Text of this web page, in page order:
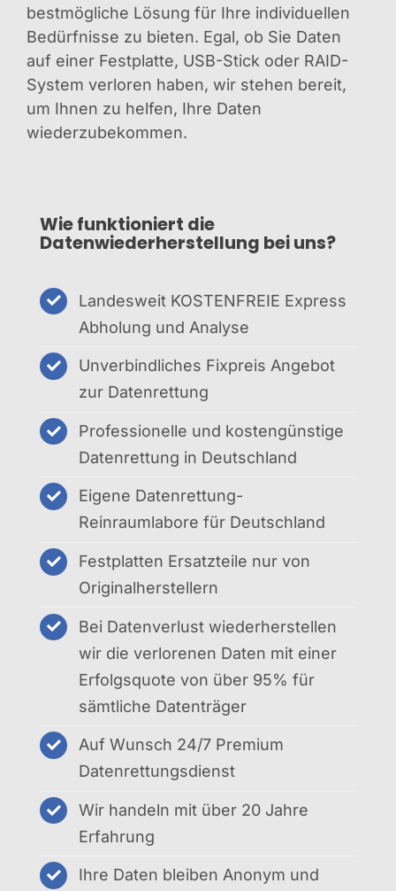
bestmögliche Lösung für Ihre individuellen
Bedürfnisse zu bieten. Egal, ob Sie Daten
auf einer Festplatte, USB-Stick oder RAID-
System verloren haben, wir stehen bereit,
um Ihnen zu helfen, Ihre Daten
wiederzubekommen.
Wie funktioniert die
Datenwiederherstellung bei uns?
Landesweit KOSTENFREIE Express
Abholung und Analyse
Unverbindliches Fixpreis Angebot
zur Datenrettung
Professionelle und kostengünstige
Datenrettung in Deutschland
Eigene Datenrettung-
Reinraumlabore für Deutschland
Festplatten Ersatzteile nur von
Originalherstellern
Bei Datenverlust wiederherstellen
wir die verlorenen Daten mit einer
Erfolgsquote von über 95% für
sämtliche Datenträger
Auf Wunsch 24/7 Premium
Datenrettungsdienst
Wir handeln mit über 20 Jahre
Erfahrung
Ihre Daten bleiben Anonym und